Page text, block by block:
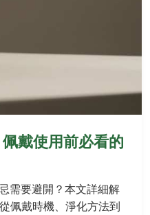
戴使用前必看的
需要避開？本文詳細解
佩戴時機、淨化方法到